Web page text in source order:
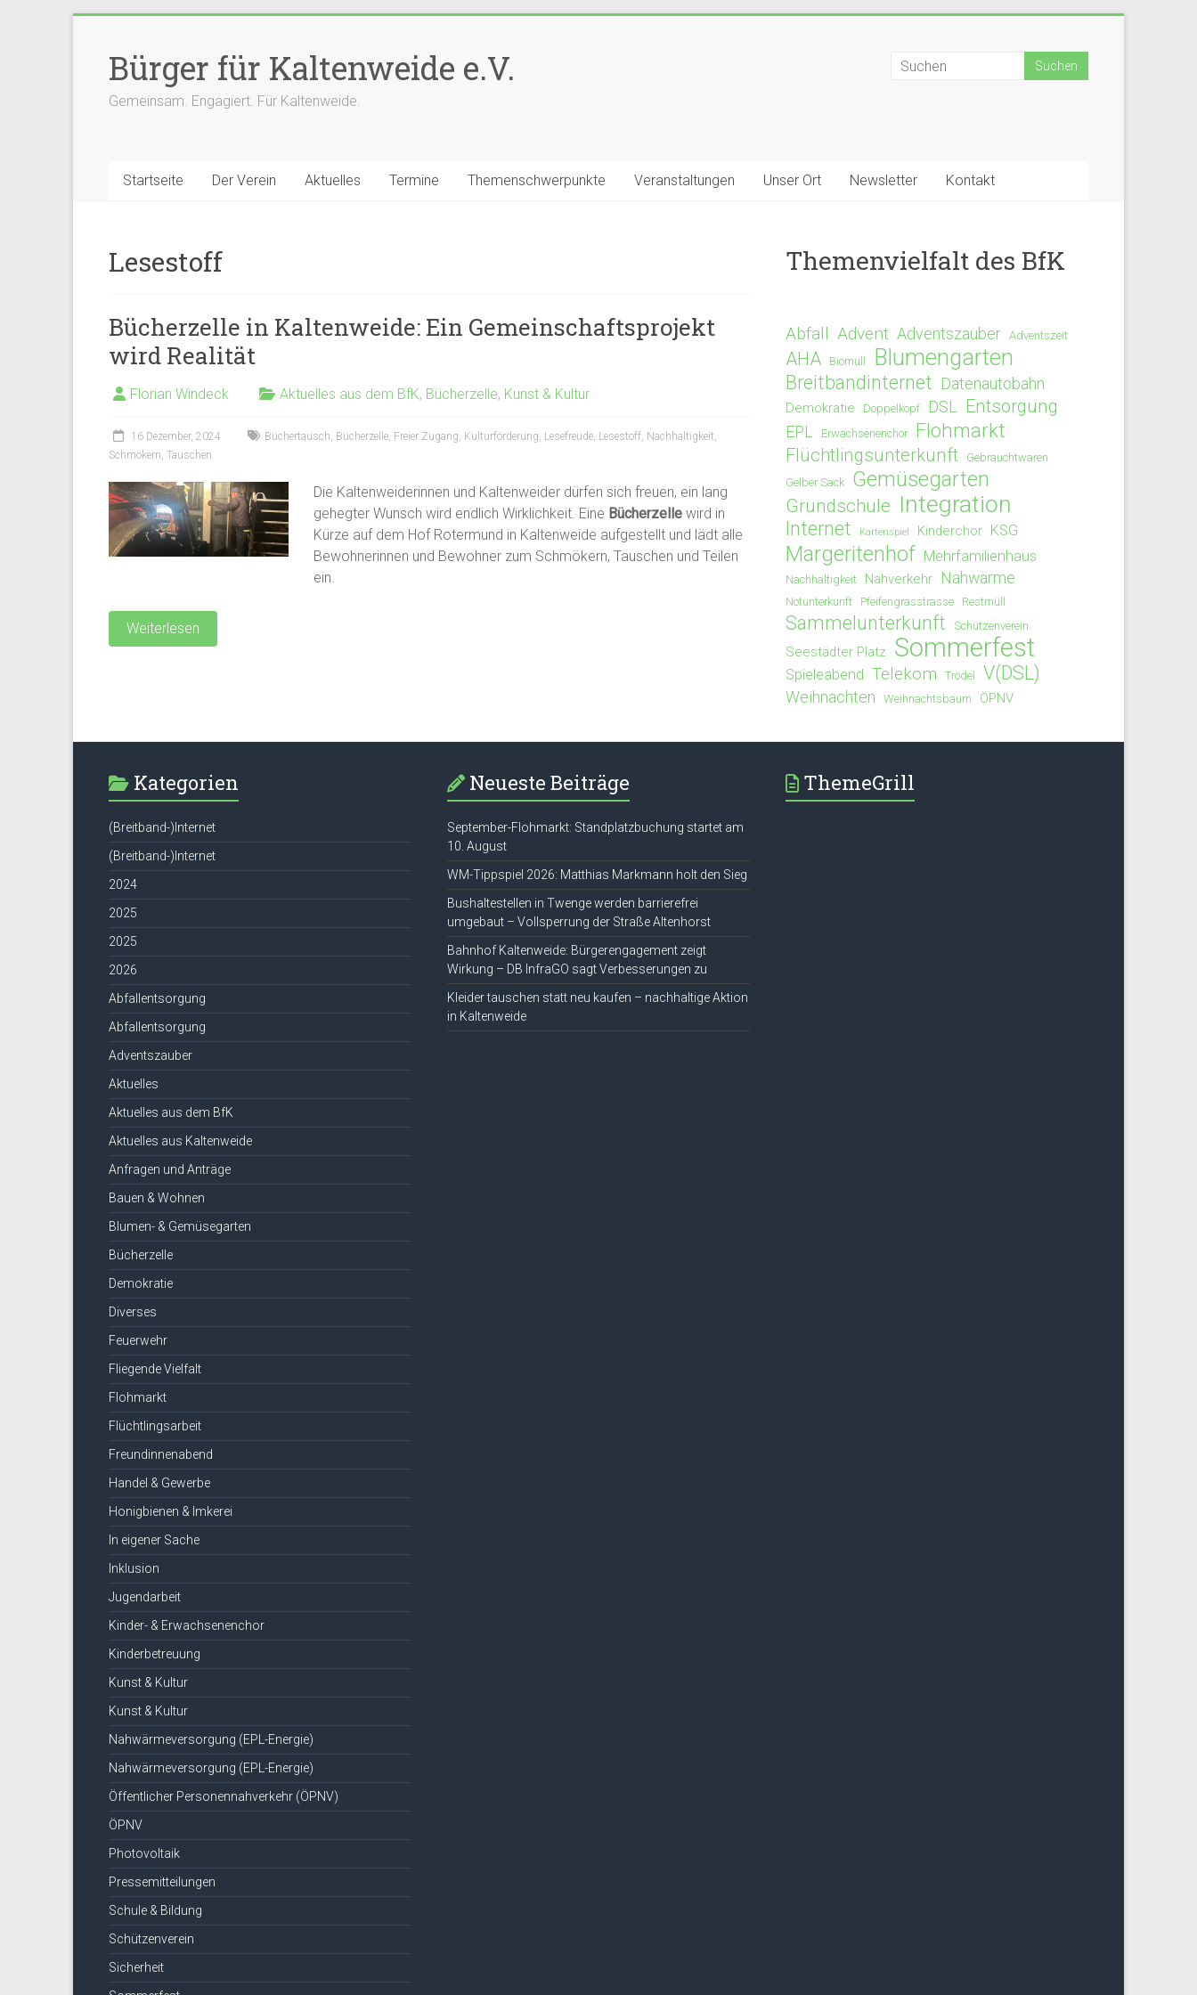
springenBürger für Kaltenweide e.V.
Gemeinsam. Engagiert. Für Kaltenweide.
Startseite Der Verein Aktuelles Termine Themenschwerpunkte Veranstaltungen Unser Ort Newsletter Kontakt
Lesestoff
Bücherzelle in Kaltenweide: Ein Gemeinschaftsprojekt
wird Realität
Florian Windeck Aktuelles aus dem BfK, Bücherzelle, Kunst & Kultur
16 Dezember, 2024 Büchertausch, Bücherzelle, Freier Zugang, Kulturförderung, Lesefreude, Lesestoff, Nachhaltigkeit,
Schmökern, Tauschen
Die Kaltenweiderinnen und Kaltenweider dürfen sich freuen, ein lang
gehegter Wunsch wird endlich Wirklichkeit. Eine Bücherzelle wird in
Kürze auf dem Hof Rotermund in Kaltenweide aufgestellt und lädt alle
Bewohnerinnen und Bewohner zum Schmökern, Tauschen und Teilen
ein.
Weiterlesen
Themenvielfalt des BfK
Abfall Advent Adventszauber Adventszeit
AHA Biomüll Blumengarten
Breitbandinternet Datenautobahn
Demokratie Doppelkopf DSL Entsorgung
EPL Erwachsenenchor Flohmarkt
Flüchtlingsunterkunft
Gebrauchtwaren
Gelber Sack
Gemüsegarten
Grundschule Integration
Internet Kartenspiel Kinderchor KSG
Margeritenhof Mehrfamilienhaus
Nachhaltigkeit Nahverkehr Nahwärme
Notunterkunft Pfeifengrasstrasse Restmüll
Sammelunterkunft Schützenverein
Seestädter Platz Sommerfest
Spieleabend Telekom Trödel V(DSL)
Weihnachten Weihnachtsbaum ÖPNV
Kategorien
(Breitband-)Internet
(Breitband-)Internet
2024
2025
2025
2026
Abfallentsorgung
Abfallentsorgung
Adventszauber
Aktuelles
Aktuelles aus dem BfK
Aktuelles aus Kaltenweide
Anfragen und Anträge
Bauen & Wohnen
Blumen- & Gemüsegarten
Bücherzelle
Demokratie
Diverses
Feuerwehr
Fliegende Vielfalt
Flohmarkt
Flüchtlingsarbeit
Freundinnenabend
Handel & Gewerbe
Honigbienen & Imkerei
In eigener Sache
Inklusion
Jugendarbeit
Kinder- & Erwachsenenchor
Kinderbetreuung
Kunst & Kultur
Kunst & Kultur
Nahwärmeversorgung (EPL-Energie)
Nahwärmeversorgung (EPL-Energie)
Öffentlicher Personennahverkehr (ÖPNV)
ÖPNV
Photovoltaik
Pressemitteilungen
Schule & Bildung
Schützenverein
Sicherheit
Neueste Beiträge
September-Flohmarkt: Standplatzbuchung startet am
10. August
WM-Tippspiel 2026: Matthias Markmann holt den Sieg
Bushaltestellen in Twenge werden barrierefrei
umgebaut – Vollsperrung der Straße Altenhorst
Bahnhof Kaltenweide: Bürgerengagement zeigt
Wirkung – DB InfraGO sagt Verbesserungen zu
Kleider tauschen statt neu kaufen – nachhaltige Aktion
in Kaltenweide
ThemeGrill